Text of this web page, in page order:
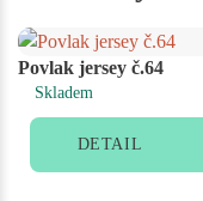
Povlak jersey č.64
Skladem
DETAIL